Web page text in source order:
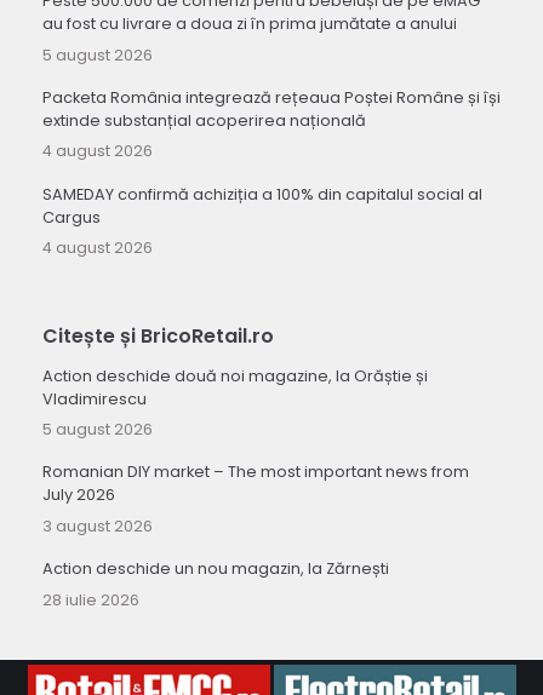
au fost cu livrare a doua zi în prima jumătate a anului
5 august 2026
Packeta România integrează rețeaua Poștei Române și își
extinde substanțial acoperirea națională
4 august 2026
SAMEDAY confirmă achiziția a 100% din capitalul social al
Cargus
4 august 2026
Citește și BricoRetail.ro
Action deschide două noi magazine, la Orăștie și
Vladimirescu
5 august 2026
Romanian DIY market – The most important news from
July 2026
3 august 2026
Action deschide un nou magazin, la Zărnești
28 iulie 2026